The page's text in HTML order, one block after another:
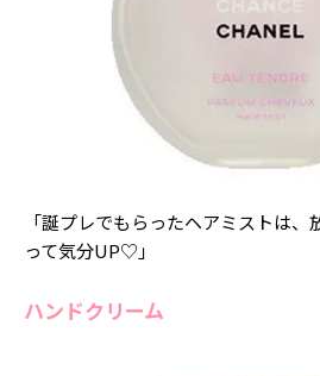
「誕プレでもらったヘアミストは
って気分UP♡」
ハンドクリーム